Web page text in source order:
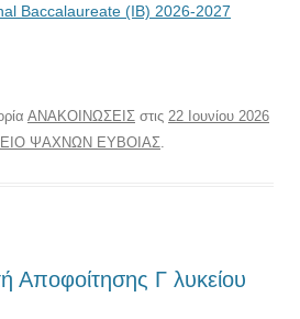
Baccalaureate (IB) 2026-2027
ΑΝΑΚΟΙΝΩΣΕΙΣ στις 22 Ιουνίου 2026
ΨΑΧΝΩΝ ΕΥΒΟΙΑΣ
Αποφοίτησης Γ λυκείου